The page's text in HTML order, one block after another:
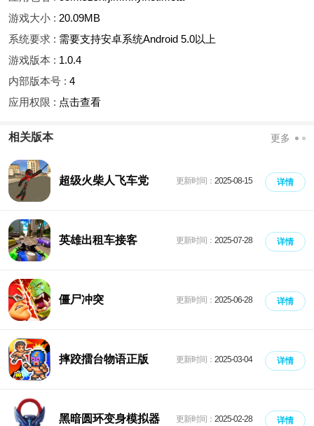
游戏大小 : 20.09MB
系统要求 : 需要支持安卓系统Android 5.0以上
游戏版本 : 1.0.4
内部版本号 : 4
应用权限 : 点击查看
相关版本 更多
超级火柴人飞车党 更新时间： 2025-08-15 详情
英雄出租车接客 更新时间： 2025-07-28 详情
僵尸冲突 更新时间： 2025-06-28 详情
摔跤擂台物语正版 更新时间： 2025-03-04 详情
黑暗圆环变身模拟器 更新时间： 2025-02-28 详情